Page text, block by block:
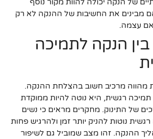
מבינים את החשיבות של ההנקה לא רק
עצמה.
הנקה לתמיכה
מהווה מרכיב חשוב בהצלחת ההנקה.
רגשית, היא נוטה להיות ממוקדת
של התינוק. מחקרים מראים כי נשים
נוטות להניק יותר זמן ולהרגיש פחות
ההנקה. זהו מצב שמוביל גם לשיפור